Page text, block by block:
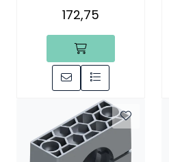
172,75